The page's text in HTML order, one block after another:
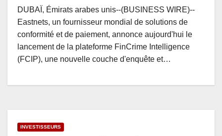
DUBAÏ, Émirats arabes unis--(BUSINESS WIRE)--
Eastnets, un fournisseur mondial de solutions de
conformité et de paiement, annonce aujourd'hui le
lancement de la plateforme FinCrime Intelligence
(FCIP), une nouvelle couche d'enquête et…
INVESTISSEURS